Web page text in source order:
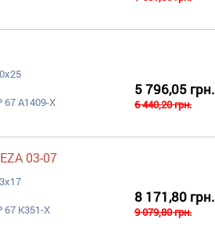
67 A1409-X
5 796,05 грн.
6 440,20 грн.
03-07
67 K351-X
8 171,80 грн.
9 079,80 грн.